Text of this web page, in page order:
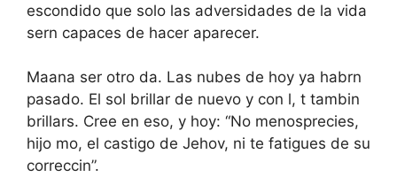
escondido que solo las adversidades de la vida
sern capaces de hacer aparecer.
Maana ser otro da. Las nubes de hoy ya habrn
pasado. El sol brillar de nuevo y con l, t tambin
brillars. Cree en eso, y hoy: “No menosprecies,
hijo mo, el castigo de Jehov, ni te fatigues de su
correccin”.